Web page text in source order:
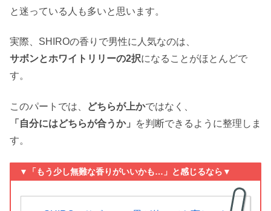
と迷っている人も多いと思います。
実際、SHIROの香りで男性に人気なのは、
サボンとホワイトリリーの2択になることがほとんどで
す。
このパートでは、 どちらが上かではなく、
「自分にはどちらが合うか」
を判断できるように整理しま
す。
▼「もう少し無難な香りがいいかも…」と感じるなら▼